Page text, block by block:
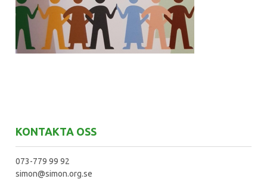
KONTAKTA OSS
073-779 99 92
simon@simon.org.se